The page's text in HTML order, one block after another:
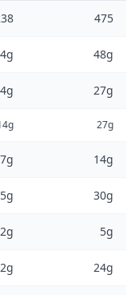
475
48g
27g
27g
7g 14g
30g
2g 5g
24g